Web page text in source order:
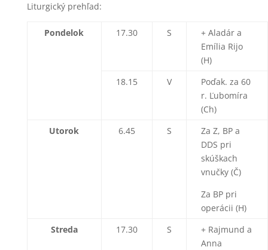
Liturgický prehľad:
Pondelok 17.30 S
+ Aladár a
Emília Rijo
(H)
18.15
V
Poďak. za 60
r. Ľubomíra
(Ch)
Utorok
6.45 S
Za Z, BP a
DDS pri
skúškach
vnučky (Č)
Za BP pri
operácii (H)
Streda
17.30 S
+ Rajmund a
Anna